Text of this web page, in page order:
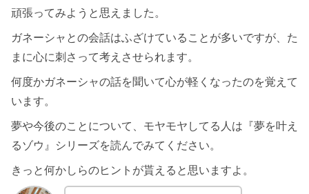
頑張ってみようと思えました。
ガネーシャとの会話はふざけていることが多いですが、た
まに心に刺さって考えさせられます。
何度かガネーシャの話を聞いて心が軽くなったのを覚えて
います。
夢や今後のことについて、モヤモヤしてる人は『夢を叶え
るゾウ』シリーズを読んでみてください。
きっと何かしらのヒントが貰えると思いますよ。